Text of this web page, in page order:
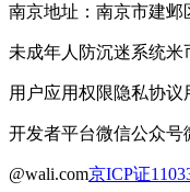
南京地址：南京市建邺
未成年人防沉迷系统米
用户应用权限隐私协议
开发者平台微信公众号
@wali.com京ICP证